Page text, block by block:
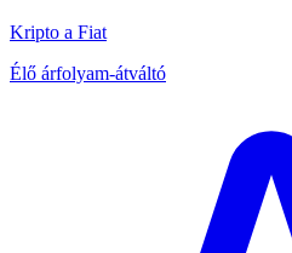
Kripto a Fiat
Élő árfolyam-átváltó